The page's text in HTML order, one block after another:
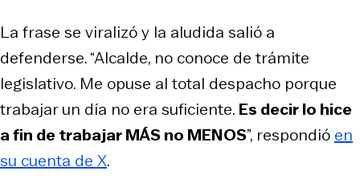
La frase se viralizó y la aludida salió a
defenderse. “Alcalde, no conoce de trámite
legislativo. Me opuse al total despacho porque
trabajar un día no era suficiente. Es decir lo hice
a fin de trabajar MÁS no MENOS”, respondió en
su cuenta de X.